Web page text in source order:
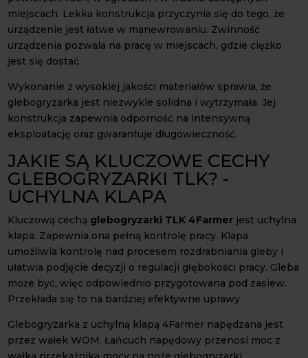
miejscach. Lekka konstrukcja przyczynia się do tego, że
urządzenie jest łatwe w manewrowaniu. Zwinność
urządzenia pozwala na pracę w miejscach, gdzie ciężko
jest się dostać.
Wykonanie z wysokiej jakości materiałów sprawia, że
glebogryzarka jest niezwykle solidna i wytrzymała. Jej
konstrukcja zapewnia odporność na intensywną
eksploatację oraz gwarantuje długowieczność.
JAKIE SĄ KLUCZOWE CECHY
GLEBOGRYZARKI TLK? -
UCHYLNA KLAPA
Kluczową cechą glebogryzarki TLK 4Farmer jest uchylna
klapa. Zapewnia ona pełną kontrolę pracy. Klapa
umożliwia kontrolę nad procesem rozdrabniania gleby i
ułatwia podjęcie decyzji o regulacji głębokości pracy. Gleba
może być, więc odpowiednio przygotowana pod zasiew.
Przekłada się to na bardziej efektywne uprawy.
Glebogryzarka z uchylną klapą 4Farmer napędzana jest
przez wałek WOM. Łańcuch napędowy przenosi moc z